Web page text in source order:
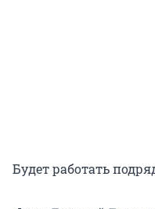
Будет работать